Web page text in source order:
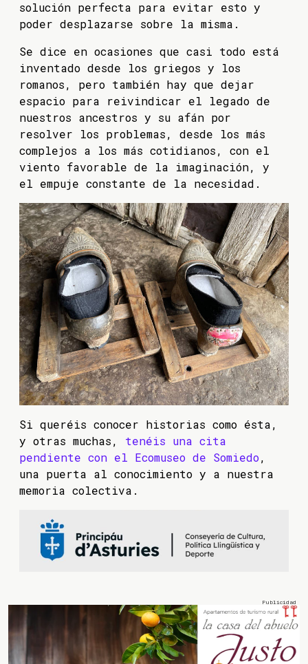
solución perfecta para evitar esto y
poder desplazarse sobre la misma.
Se dice en ocasiones que casi todo está
inventado desde los griegos y los
romanos, pero también hay que dejar
espacio para reivindicar el legado de
nuestros ancestros y su afán por
resolver los problemas, desde los más
complejos a los más cotidianos, con el
viento favorable de la imaginación, y
el empuje constante de la necesidad.
Si queréis conocer historias como ésta,
y otras muchas, tenéis una cita
pendiente con el Ecomuseo de Somiedo,
una puerta al conocimiento y a nuestra
memoria colectiva.